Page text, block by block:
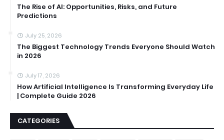
The Rise of AI: Opportunities, Risks, and Future
Predictions
July 25, 2026
The Biggest Technology Trends Everyone Should Watch
in 2026
July 17, 2026
How Artificial Intelligence Is Transforming Everyday Life
| Complete Guide 2026
CATEGORIES